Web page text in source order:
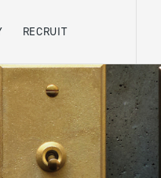
RECRUIT